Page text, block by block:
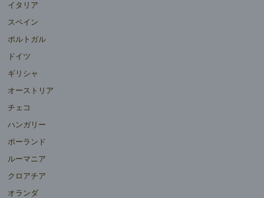
イタリア
スペイン
ポルトガル
ドイツ
ギリシャ
オーストリア
チェコ
ハンガリー
ポーランド
ルーマニア
クロアチア
オランダ